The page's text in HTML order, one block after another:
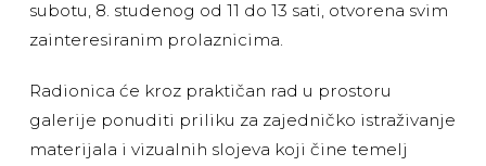
subotu, 8. studenog od 11 do 13 sati, otvorena svim
zainteresiranim prolaznicima.
Radionica će kroz praktičan rad u prostoru
galerije ponuditi priliku za zajedničko istraživanje
materijala i vizualnih slojeva koji čine temelj